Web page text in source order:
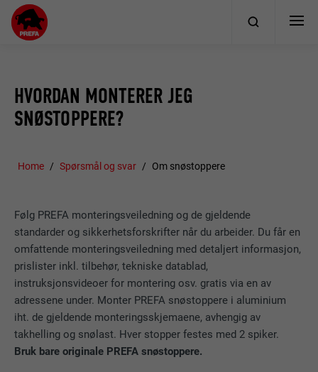
HVORDAN MONTERER JEG
SNØSTOPPERE?
Home Spørsmål og svar Om snøstoppere
Følg PREFA monteringsveiledning og de gjeldende
standarder og sikkerhetsforskrifter når du arbeider. Du får en
omfattende monteringsveiledning med detaljert informasjon,
prislister inkl. tilbehør, tekniske datablad,
instruksjonsvideoer for montering osv. gratis via en av
adressene under. Monter PREFA snøstoppere i aluminium
iht. de gjeldende monteringsskjemaene, avhengig av
takhelling og snølast. Hver stopper festes med 2 spiker.
Bruk bare originale PREFA snøstoppere.